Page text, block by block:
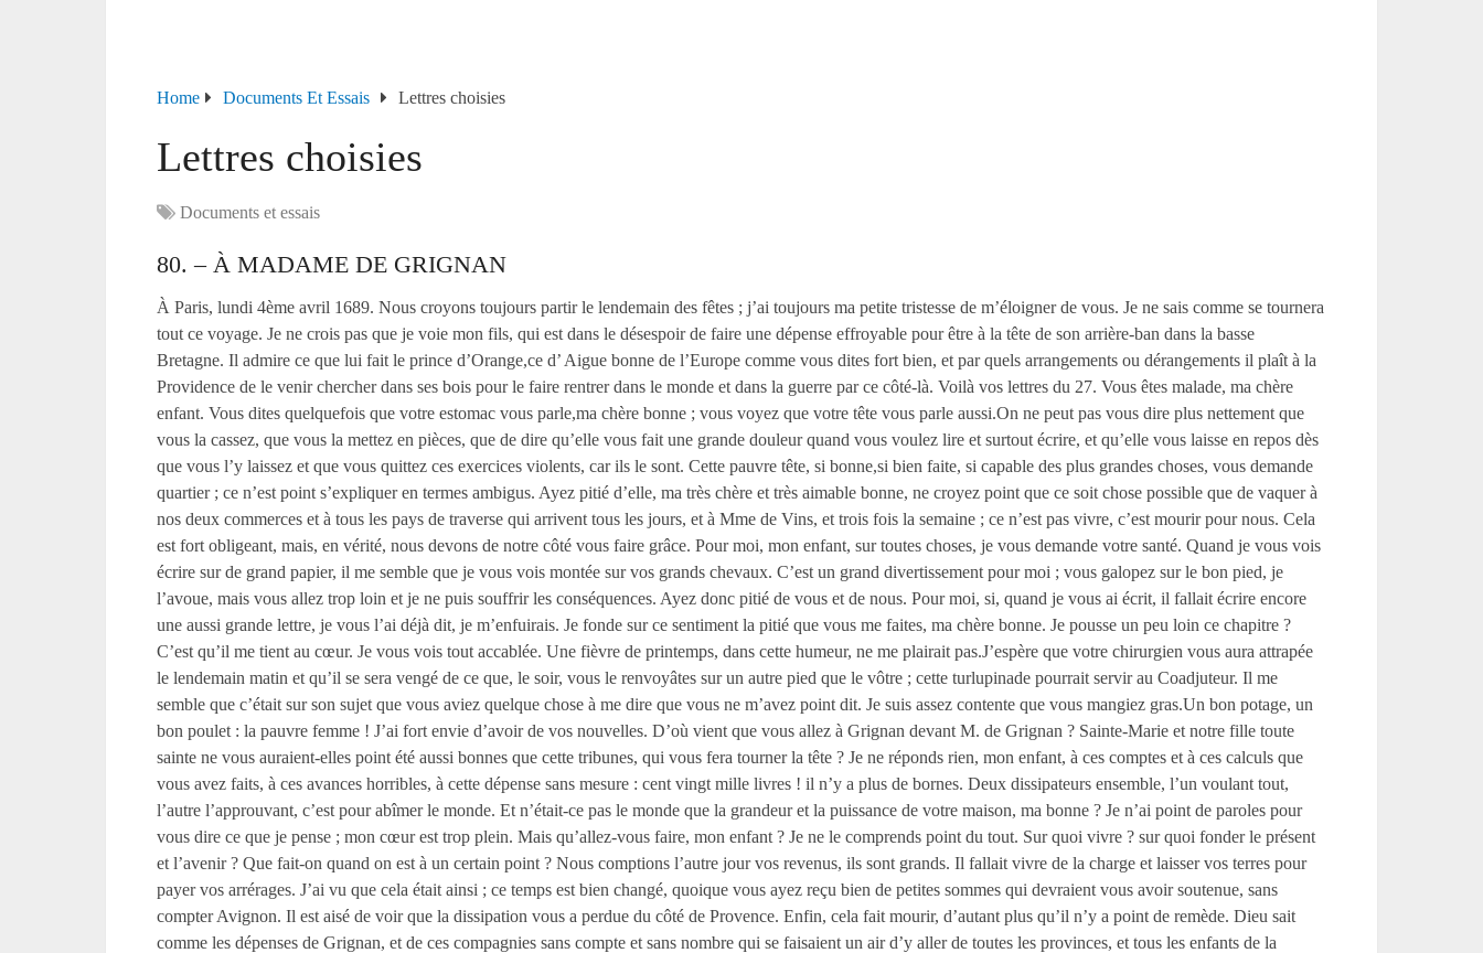
Home Documents Et Essais Lettres choisies
Lettres choisies
Documents et essais
80. – À MADAME DE GRIGNAN
À Paris, lundi 4ème avril 1689. Nous croyons toujours partir le lendemain des fêtes ; j’ai toujours ma petite tristesse de m’éloigner de vous. Je ne sais comme se tournera
tout ce voyage. Je ne crois pas que je voie mon fils, qui est dans le désespoir de faire une dépense effroyable pour être à la tête de son arrière-ban dans la basse
Bretagne. Il admire ce que lui fait le prince d’Orange,ce d’ Aigue bonne de l’Europe comme vous dites fort bien, et par quels arrangements ou dérangements il plaît à la
Providence de le venir chercher dans ses bois pour le faire rentrer dans le monde et dans la guerre par ce côté-là. Voilà vos lettres du 27. Vous êtes malade, ma chère
enfant. Vous dites quelquefois que votre estomac vous parle,ma chère bonne ; vous voyez que votre tête vous parle aussi.On ne peut pas vous dire plus nettement que
vous la cassez, que vous la mettez en pièces, que de dire qu’elle vous fait une grande douleur quand vous voulez lire et surtout écrire, et qu’elle vous laisse en repos dès
que vous l’y laissez et que vous quittez ces exercices violents, car ils le sont. Cette pauvre tête, si bonne,si bien faite, si capable des plus grandes choses, vous demande
quartier ; ce n’est point s’expliquer en termes ambigus. Ayez pitié d’elle, ma très chère et très aimable bonne, ne croyez point que ce soit chose possible que de vaquer à
nos deux commerces et à tous les pays de traverse qui arrivent tous les jours, et à Mme de Vins, et trois fois la semaine ; ce n’est pas vivre, c’est mourir pour nous. Cela
est fort obligeant, mais, en vérité, nous devons de notre côté vous faire grâce. Pour moi, mon enfant, sur toutes choses, je vous demande votre santé. Quand je vous vois
écrire sur de grand papier, il me semble que je vous vois montée sur vos grands chevaux. C’est un grand divertissement pour moi ; vous galopez sur le bon pied, je
l’avoue, mais vous allez trop loin et je ne puis souffrir les conséquences. Ayez donc pitié de vous et de nous. Pour moi, si, quand je vous ai écrit, il fallait écrire encore
une aussi grande lettre, je vous l’ai déjà dit, je m’enfuirais. Je fonde sur ce sentiment la pitié que vous me faites, ma chère bonne. Je pousse un peu loin ce chapitre ?
C’est qu’il me tient au cœur. Je vous vois tout accablée. Une fièvre de printemps, dans cette humeur, ne me plairait pas.J’espère que votre chirurgien vous aura attrapée
le lendemain matin et qu’il se sera vengé de ce que, le soir, vous le renvoyâtes sur un autre pied que le vôtre ; cette turlupinade pourrait servir au Coadjuteur. Il me
semble que c’était sur son sujet que vous aviez quelque chose à me dire que vous ne m’avez point dit. Je suis assez contente que vous mangiez gras.Un bon potage, un
bon poulet : la pauvre femme ! J’ai fort envie d’avoir de vos nouvelles. D’où vient que vous allez à Grignan devant M. de Grignan ? Sainte-Marie et notre fille toute
sainte ne vous auraient-elles point été aussi bonnes que cette tribunes, qui vous fera tourner la tête ? Je ne réponds rien, mon enfant, à ces comptes et à ces calculs que
vous avez faits, à ces avances horribles, à cette dépense sans mesure : cent vingt mille livres ! il n’y a plus de bornes. Deux dissipateurs ensemble, l’un voulant tout,
l’autre l’approuvant, c’est pour abîmer le monde. Et n’était-ce pas le monde que la grandeur et la puissance de votre maison, ma bonne ? Je n’ai point de paroles pour
vous dire ce que je pense ; mon cœur est trop plein. Mais qu’allez-vous faire, mon enfant ? Je ne le comprends point du tout. Sur quoi vivre ? sur quoi fonder le présent
et l’avenir ? Que fait-on quand on est à un certain point ? Nous comptions l’autre jour vos revenus, ils sont grands. Il fallait vivre de la charge et laisser vos terres pour
payer vos arrérages. J’ai vu que cela était ainsi ; ce temps est bien changé, quoique vous ayez reçu bien de petites sommes qui devraient vous avoir soutenue, sans
compter Avignon. Il est aisé de voir que la dissipation vous a perdue du côté de Provence. Enfin, cela fait mourir, d’autant plus qu’il n’y a point de remède. Dieu sait
comme les dépenses de Grignan, et de ces compagnies sans compte et sans nombre qui se faisaient un air d’y aller de toutes les provinces, et tous les enfants de la